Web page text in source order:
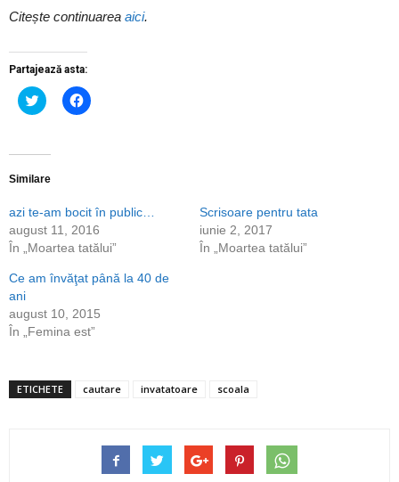
Citește continuarea aici.
Partajează asta:
Dă
clic
pe
deschide
fereastră
nouă)
Dă
clic
fereastră
nouă)
Similare
azi te-am bocit în public…
august 11, 2016
În „Moartea tatălui”
Scrisoare pentru tata
iunie 2, 2017
În „Moartea tatălui”
Ce am învăţat până la 40 de
ani
august 10, 2015
În „Femina est”
ETICHETE cautare invatatoare scoala